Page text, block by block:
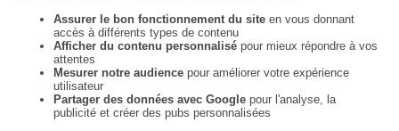
Auvergne-Rhône-Alpes Tourisme
Informations complémentaires